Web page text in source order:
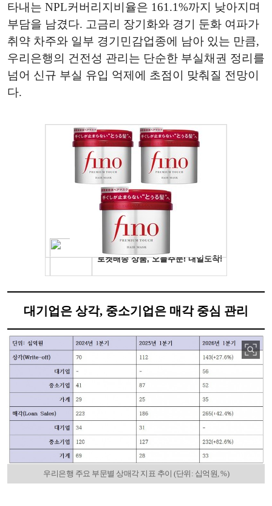
타내는 NPL커버리지비율은 161.1%까지 낮아지며
부담을 남겼다. 고금리 장기화와 경기 둔화 여파가
취약 차주와 일부 경기민감업종에 남아 있는 만큼,
우리은행의 건전성 관리는 단순한 부실채권 정리를
넘어 신규 부실 유입 억제에 초점이 맞춰질 전망이
다.
대기업은 상각, 중소기업은 매각 중심 관리
우리은행 주요 부문별 상매각 지표 추이 (단위: 십억원, %)